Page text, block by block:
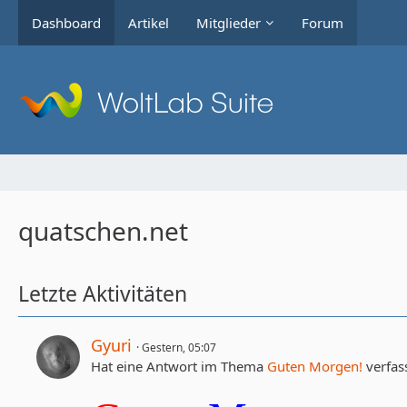
Dashboard Artikel Mitglieder Forum
quatschen.net
Letzte Aktivitäten
Gyuri Gestern, 05:07
Hat eine Antwort im Thema Guten Morgen!